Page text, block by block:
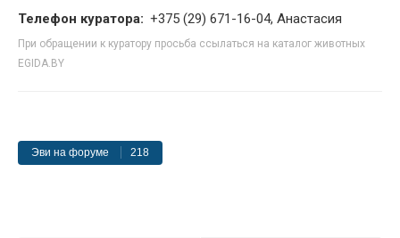
Телефон куратора: +375 (29) 671-16-04, Анастасия
При обращении к куратору просьба ссылаться на каталог животных
EGIDA.BY
Эви на форуме 218